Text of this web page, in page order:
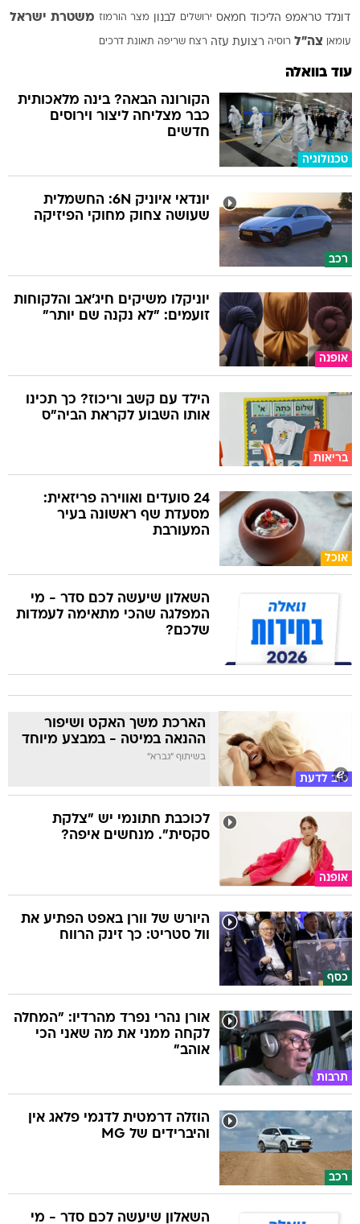
דונלד טראמפ הליכוד חמאס ירושלים לבנון מצר הורמוז משטרת ישראל
עומאן צה"ל רוסיה רצועת עזה רצח שריפה תאונת דרכים
עוד בוואלה
טכנולוגיה
הקורונה הבאה? בינה מלאכותית
כבר מצליחה ליצור וירוסים
חדשים
רכב
יונדאי איוניק 6N: החשמלית
שעושה צחוק מחוקי הפיזיקה
אופנה
יוניקלו משיקים חיג'אב והלקוחות
זועמים: "לא נקנה שם יותר"
בריאות
הילד עם קשב וריכוז? כך תכינו
אותו השבוע לקראת הביה"ס
אוכל
24 סועדים ואווירה פריזאית:
מסעדת שף ראשונה בעיר
המעורבת
השאלון שיעשה לכם סדר - מי
המפלגה שהכי מתאימה לעמדות
שלכם?
טוב לדעת
הארכת משך האקט ושיפור
ההנאה במיטה - במבצע מיוחד
בשיתוף "גברא"
אופנה
לכוכבת חתונמי יש "צלקת
סקסית". מנחשים איפה?
כסף
היורש של וורן באפט הפתיע את
וול סטריט: כך זינק הרווח
תרבות
אורן נהרי נפרד מהרדיו: "המחלה
לקחה ממני את מה שאני הכי
אוהב"
רכב
הוזלה דרמטית לדגמי פלאג אין
והיברידים של MG
השאלון שיעשה לכם סדר - מי